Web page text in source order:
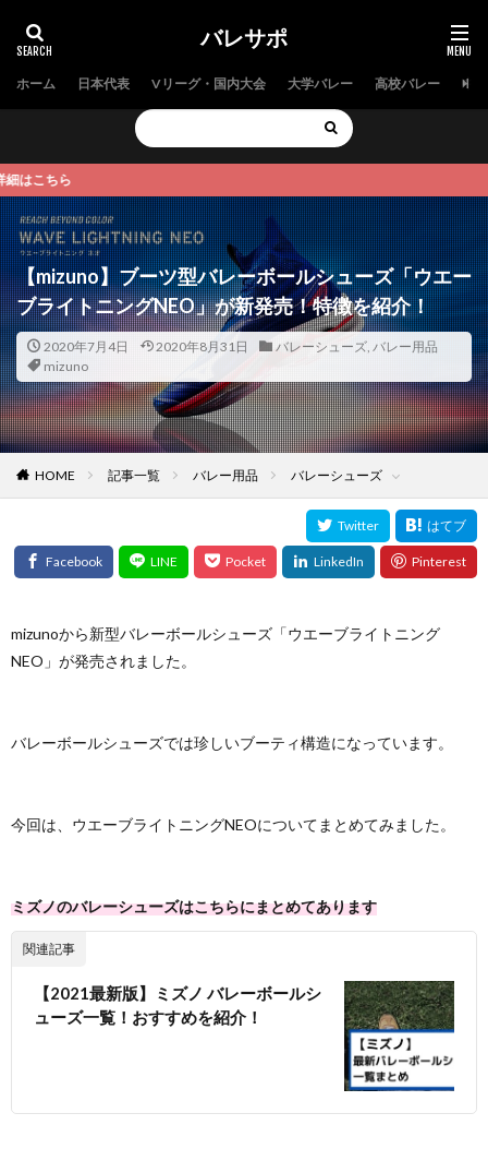
バレサポ
ホーム 日本代表 Vリーグ・国内大会 大学バレー 高校バレー 中
【mizuno】ブーツ型バレーボールシューズ「ウエー
ブライトニングNEO」が新発売！特徴を紹介！
2020年7月4日 2020年8月31日 バレーシューズ, バレー用品
mizuno
HOME 記事一覧 バレー用品 バレーシューズ
mizunoから新型バレーボールシューズ「ウエーブライトニング
NEO」が発売されました。
バレーボールシューズでは珍しいブーティ構造になっています。
今回は、ウエーブライトニングNEOについてまとめてみました。
ミズノのバレーシューズはこちらにまとめてあります
関連記事
【2021最新版】ミズノ バレーボールシ
ューズ一覧！おすすめを紹介！